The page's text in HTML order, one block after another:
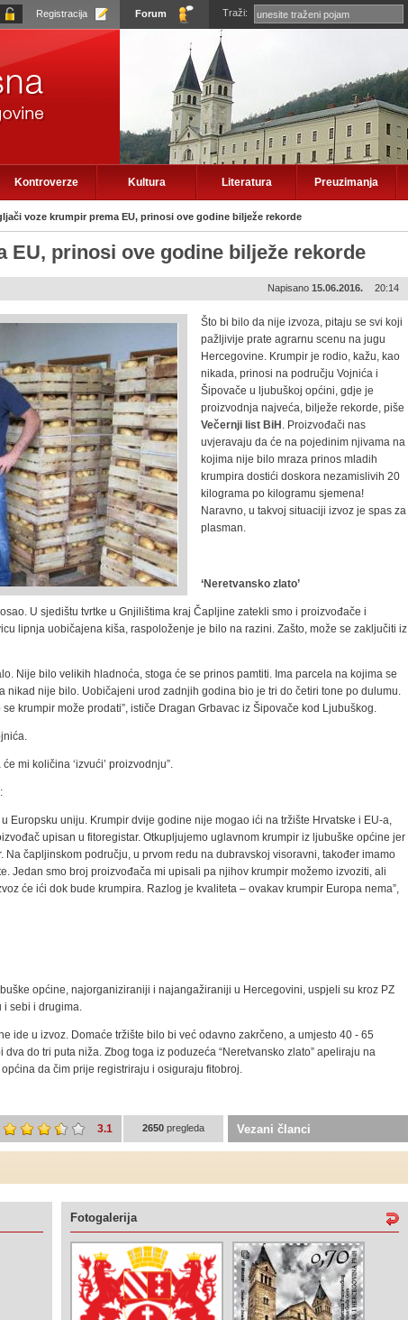
Registracija Forum Traži:
Kontroverze Kultura Literatura Preuzimanja
voze krumpir prema EU, prinosi ove godine bilježe rekorde
EU, prinosi ove godine bilježe rekorde
Napisano 15.06.2016. 20:14
Što bi bilo da nije izvoza, pitaju se svi koji
pažljivije prate agrarnu scenu na jugu
Hercegovine. Krumpir je rodio, kažu, kao
nikada, prinosi na području Vojnića i
Šipovače u ljubuškoj općini, gdje je
proizvodnja najveća, bilježe rekorde, piše
Večernji list BiH . Proizvođači nas
uvjeravaju da će na pojedinim njivama na
kojima nije bilo mraza prinos mladih
krumpira dostići doskora nezamislivih 20
kilograma po kilogramu sjemena!
Naravno, u takvoj situaciji izvoz je spas za
plasman.
‘Neretvansko zlato’
U sjedištu tvrtke u Gnjilištima kraj Čapljine zatekli smo i proizvođače i
lipnja uobičajena kiša, raspoloženje je bilo na razini. Zašto, može se zaključiti iz
Nije bilo velikih hladnoća, stoga će se prinos pamtiti. Ima parcela na kojima se
nikad nije bilo. Uobičajeni urod zadnjih godina bio je tri do četiri tone po dulumu.
krumpir može prodati”, ističe Dragan Grbavac iz Šipovače kod Ljubuškog.
mi količina ‘izvući’ proizvodnju”.
Europsku uniju. Krumpir dvije godine nije mogao ići na tržište Hrvatske i EU-a,
upisan u fitoregistar. Otkupljujemo uglavnom krumpir iz ljubuške općine jer
čapljinskom području, u prvom redu na dubravskoj visoravni, također imamo
Jedan smo broj proizvođača mi upisali pa njihov krumpir možemo izvoziti, ali
će ići dok bude krumpira. Razlog je kvaliteta – ovakav krumpir Europa nema”,
općine, najorganiziraniji i najangažiraniji u Hercegovini, uspjeli su kroz PZ
i sebi i drugima.
ide u izvoz. Domaće tržište bilo bi već odavno zakrčeno, a umjesto 40 - 65
do tri puta niža. Zbog toga iz poduzeća “Neretvansko zlato” apeliraju na
da čim prije registriraju i osiguraju fitobroj.
3.1 2650 pregleda Vezani članci
Fotogalerija